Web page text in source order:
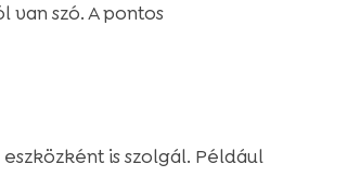
van szó. A pontos
is szolgál. Például